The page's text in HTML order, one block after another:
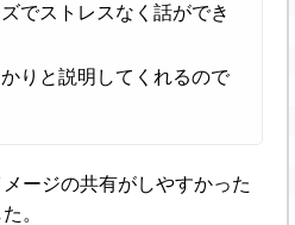
でストレスなく話ができ
りと説明してくれるので
ージの共有がしやすかった
。